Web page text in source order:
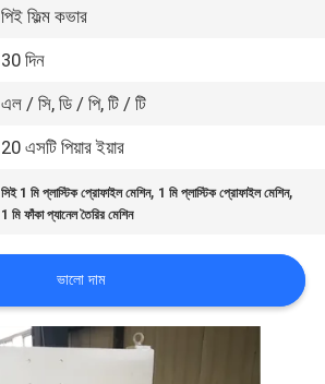
পিই ফিল্ম কভার
30 দিন
এল / সি, ডি / পি, টি / টি
20 এসটি পিয়ার ইয়ার
সিই 1 মি প্লাস্টিক প্রোফাইল মেশিন, 1 মি প্লাস্টিক প্রোফাইল মেশিন,
1 মি ফাঁকা প্যানেল তৈরির মেশিন
ভালো দাম